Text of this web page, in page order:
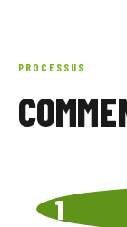
PROCESSUS
1